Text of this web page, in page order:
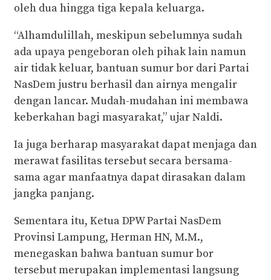
oleh dua hingga tiga kepala keluarga.
“Alhamdulillah, meskipun sebelumnya sudah
ada upaya pengeboran oleh pihak lain namun
air tidak keluar, bantuan sumur bor dari Partai
NasDem justru berhasil dan airnya mengalir
dengan lancar. Mudah-mudahan ini membawa
keberkahan bagi masyarakat,” ujar Naldi.
Ia juga berharap masyarakat dapat menjaga dan
merawat fasilitas tersebut secara bersama-
sama agar manfaatnya dapat dirasakan dalam
jangka panjang.
Sementara itu, Ketua DPW Partai NasDem
Provinsi Lampung, Herman HN, M.M.,
menegaskan bahwa bantuan sumur bor
tersebut merupakan implementasi langsung